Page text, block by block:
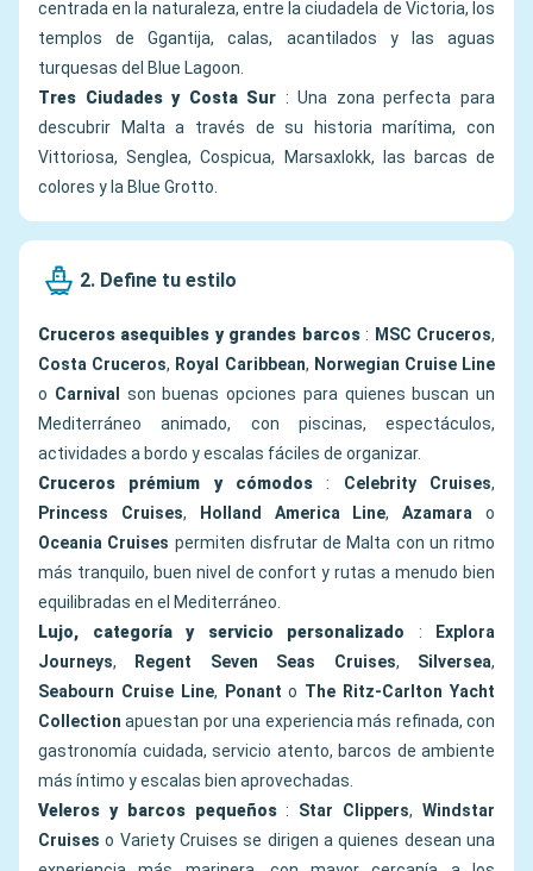
centrada en la naturaleza, entre la ciudadela de Victoria, los
templos de Ggantija, calas, acantilados y las aguas
turquesas del Blue Lagoon.
Tres Ciudades y Costa Sur : Una zona perfecta para
descubrir Malta a través de su historia marítima, con
Vittoriosa, Senglea, Cospicua, Marsaxlokk, las barcas de
colores y la Blue Grotto.
2. Define tu estilo
Cruceros asequibles y grandes barcos: MSC Cruceros,
Costa Cruceros, Royal Caribbean, Norwegian Cruise Line
o Carnival
son buenas opciones para quienes buscan un
Mediterráneo animado, con piscinas, espectáculos,
actividades a bordo y escalas fáciles de organizar.
Cruceros prémium y cómodos : Celebrity Cruises,
Princess Cruises, Holland America Line,Azamara o
Oceania Cruises permiten disfrutar de Malta con un ritmo
más tranquilo, buen nivel de confort y rutas a menudo bien
equilibradas en el Mediterráneo.
Lujo, categoría y servicio personalizado :
Explora
Journeys, Regent Seven Seas Cruises, Silversea,
Seabourn Cruise Line, Ponant o The Ritz-Carlton Yacht
Collection apuestan por una experiencia más refinada, con
gastronomía cuidada, servicio atento, barcos de ambiente
más íntimo y escalas bien aprovechadas.
Veleros y barcos pequeños: Star Clippers,Windstar
Cruises o Variety Cruises se dirigen a quienes desean una